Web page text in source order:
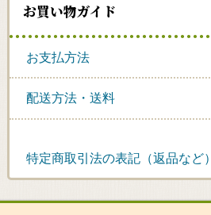
お買い物ガイド
お支払方法
配送方法・送料
特定商取引法の表記（返品など）